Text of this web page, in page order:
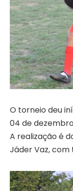
O torneio deu
04 de
A realização é
Jáder Vaz, com